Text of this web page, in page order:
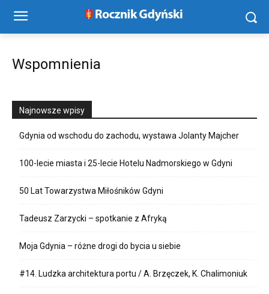
Wspomnienia
Najnowsze wpisy
Gdynia od wschodu do zachodu, wystawa Jolanty Majcher
100-lecie miasta i 25-lecie Hotelu Nadmorskiego w Gdyni
50 Lat Towarzystwa Miłośników Gdyni
Tadeusz Zarzycki – spotkanie z Afryką
Moja Gdynia – różne drogi do bycia u siebie
#14. Ludzka architektura portu / A. Brzęczek, K. Chalimoniuk